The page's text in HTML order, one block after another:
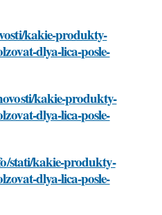
kakie-produkty-
dlya-lica-posle-
kakie-produkty-
dlya-lica-posle-
stati/kakie-produkty-
dlya-lica-posle-